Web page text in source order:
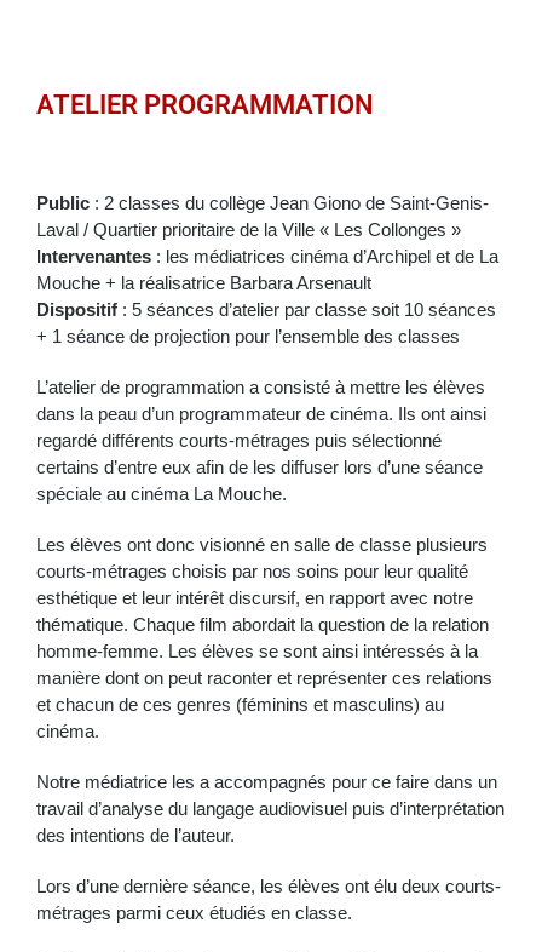
ATELIER PROGRAMMATION
Public: 2 classes du collège Jean Giono de Saint-Genis-
Laval / Quartier prioritaire de la Ville « Les Collonges »
Intervenantes: les médiatrices cinéma d’Archipel et de La
Mouche + la réalisatrice Barbara Arsenault
Dispositif: 5 séances d’atelier par classe soit 10 séances
+ 1 séance de projection pour l’ensemble des classes
L’atelier de programmation a consisté à mettre les élèves
dans la peau d’un programmateur de cinéma. Ils ont ainsi
regardé différents courts-métrages puis sélectionné
certains d’entre eux afin de les diffuser lors d’une séance
spéciale au cinéma La Mouche.
Les élèves ont donc visionné en salle de classe plusieurs
courts-métrages choisis par nos soins pour leur qualité
esthétique et leur intérêt discursif, en rapport avec notre
thématique. Chaque film abordait la question de la relation
homme-femme. Les élèves se sont ainsi intéressés à la
manière dont on peut raconter et représenter ces relations
et chacun de ces genres (féminins et masculins) au
cinéma.
Notre médiatrice les a accompagnés pour ce faire dans un
travail d’analyse du langage audiovisuel puis d’interprétation
des intentions de l’auteur.
Lors d’une dernière séance, les élèves ont élu deux courts-
métrages parmi ceux étudiés en classe.